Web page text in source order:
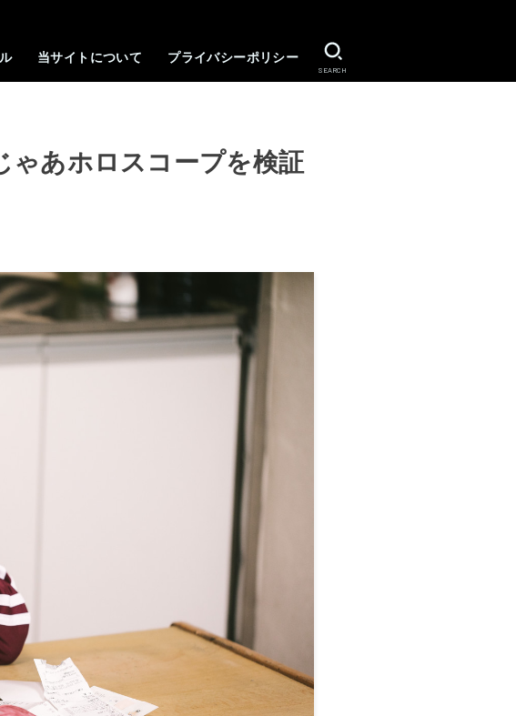
当サイトについて プライバシーポリシー
SEARCH
あホロスコープを検証